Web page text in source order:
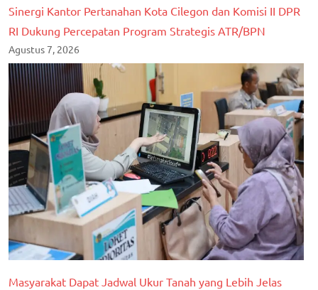
Sinergi Kantor Pertanahan Kota Cilegon dan Komisi II DPR
RI Dukung Percepatan Program Strategis ATR/BPN
Agustus 7, 2026
Masyarakat Dapat Jadwal Ukur Tanah yang Lebih Jelas